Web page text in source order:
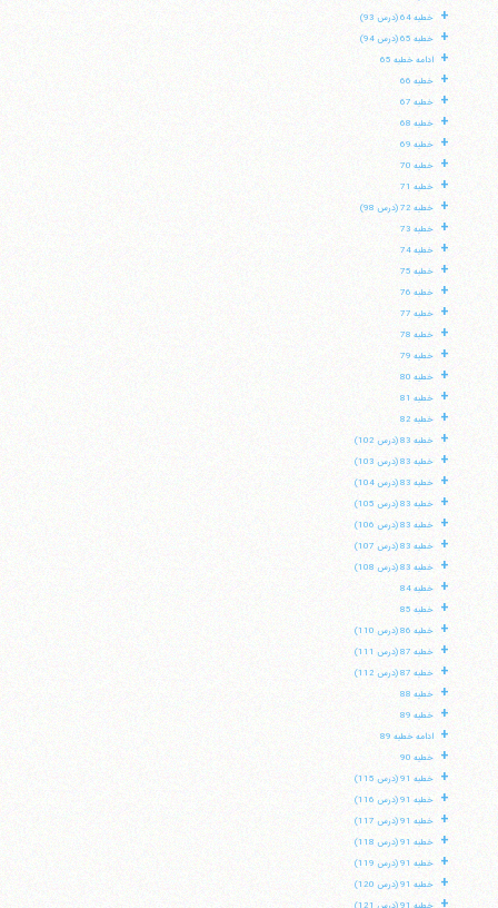
+ خطبه 64 (درس 93)
+ خطبه 65 (درس 94)
+ ادامه خطبه 65
+ خطبه 66
+ خطبه 67
+ خطبه 68
+ خطبه 69
+ خطبه 70
+ خطبه 71
+ خطبه 72 (درس 98)
+ خطبه 73
+ خطبه 74
+ خطبه 75
+ خطبه 76
+ خطبه 77
+ خطبه 78
+ خطبه 79
+ خطبه 80
+ خطبه 81
+ خطبه 82
+ خطبه 83 (درس 102)
+ خطبه 83 (درس 103)
+ خطبه 83 (درس 104)
+ خطبه 83 (درس 105)
+ خطبه 83 (درس 106)
+ خطبه 83 (درس 107)
+ خطبه 83 (درس 108)
+ خطبه 84
+ خطبه 85
+ خطبه 86 (درس 110)
+ خطبه 87 (درس 111)
+ خطبه 87 (درس 112)
+ خطبه 88
+ خطبه 89
+ ادامه خطبه 89
+ خطبه 90
+ خطبه 91 (درس 115)
+ خطبه 91 (درس 116)
+ خطبه 91 (درس 117)
+ خطبه 91 (درس 118)
+ خطبه 91 (درس 119)
+ خطبه 91 (درس 120)